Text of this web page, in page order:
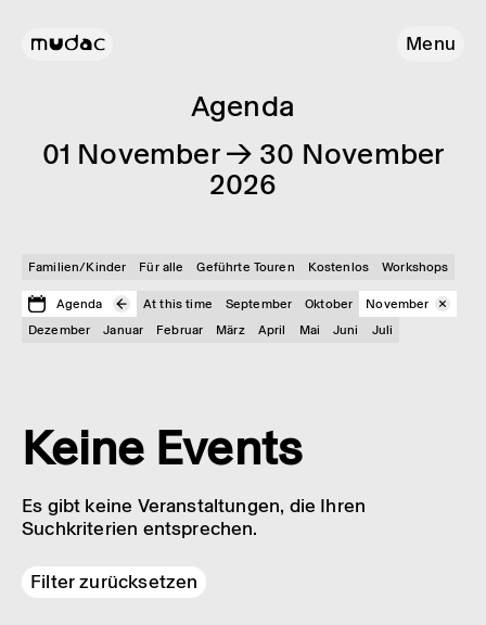
Menu
Agenda
01 November → 30 November
2026
Familien/Kinder Für alle Geführte Touren Kostenlos Workshops
Agenda At this time September Oktober
November
Dezember
Januar Februar März April Mai Juni Juli
Keine Events
Es gibt keine Veranstaltungen, die Ihren
Suchkriterien entsprechen.
Filter zurücksetzen